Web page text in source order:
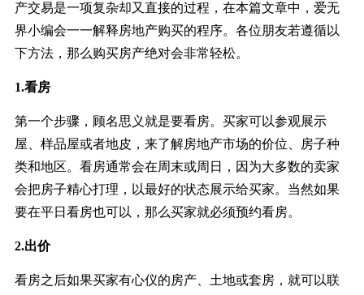
产交易是一项复杂却又直接的过程，在本篇文章中，爱无
界小编会一一解释房地产购买的程序。各位朋友若遵循以
下方法，那么购买房产绝对会非常轻松。
1.看房
第一个步骤，顾名思义就是要看房。买家可以参观展示
屋、样品屋或者地皮，来了解房地产市场的价位、房子种
类和地区。看房通常会在周末或周日，因为大多数的卖家
会把房子精心打理，以最好的状态展示给买家。当然如果
要在平日看房也可以，那么买家就必须预约看房。
2.出价
看房之后如果买家有心仪的房产、土地或套房，就可以联